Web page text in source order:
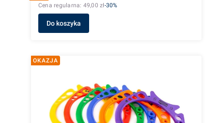
Cena regularna: 49,00 zł-30%
Do koszyka
OKAZJA